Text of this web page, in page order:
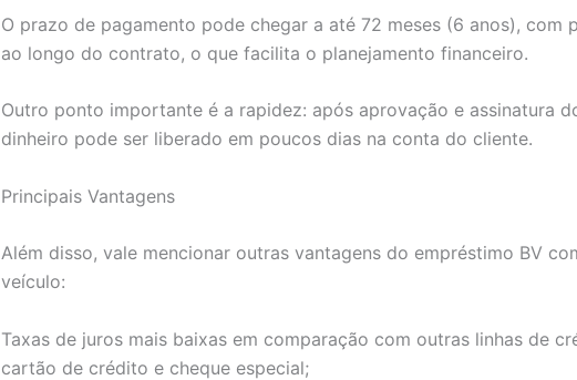
O prazo de pagamento pode chegar a até 72 meses (6 anos), com
ao longo do contrato, o que facilita o planejamento financeiro.
Outro ponto importante é a rapidez: após aprovação e assinatura
dinheiro pode ser liberado em poucos dias na conta do cliente.
Principais Vantagens
Além disso, vale mencionar outras vantagens do empréstimo BV
veículo:
Taxas de juros mais baixas em comparação com outras linhas de
cartão de crédito e cheque especial;